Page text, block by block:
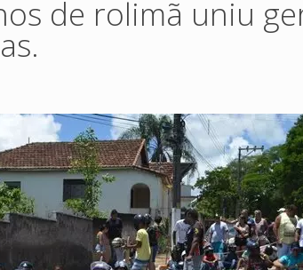
de rolimã uniu